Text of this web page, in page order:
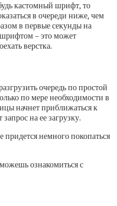
кастомный шрифт, то
в очереди ниже, чем
в первые секунды на
шрифтом – это может
верстка.
очередь по простой
по мере необходимости в
начнет приближаться к
на ее загрузку.
немного покопаться
ознакомиться с